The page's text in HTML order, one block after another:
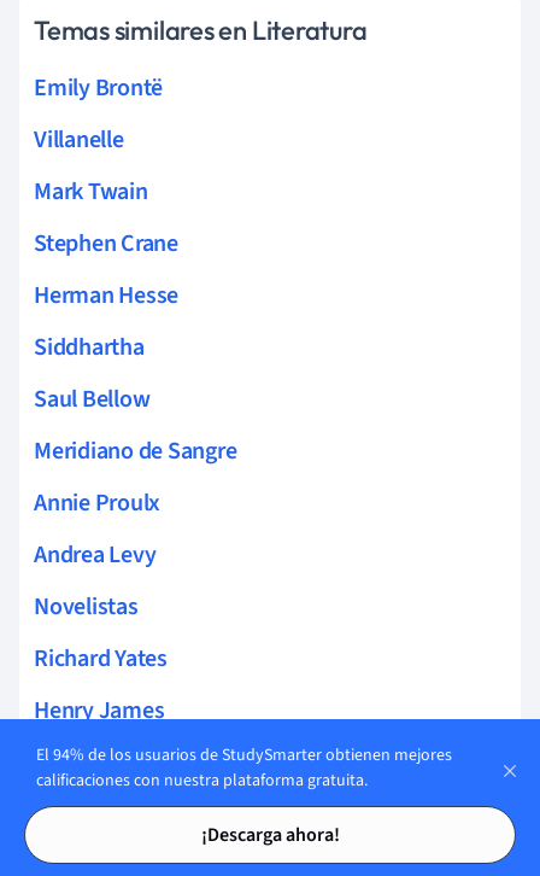
Tarjetas de estudio
Tarjetas de estudio
Temas similares en Literatura
Emily Brontë
Villanelle
Mark Twain
Stephen Crane
Herman Hesse
Siddhartha
Saul Bellow
Meridiano de Sangre
Annie Proulx
Andrea Levy
Novelistas
Richard Yates
Henry James
Pat Barker
Thomas Paine
Sheridan Le Fanu
El 94% de los usuarios de StudySmarter obtienen mejores
calificaciones con nuestra plataforma gratuita.
¡Descarga ahora!